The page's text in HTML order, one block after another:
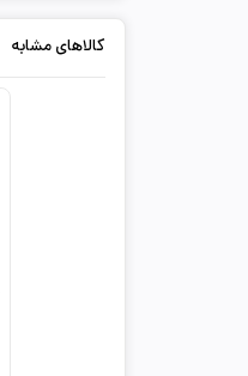
کالاهای مشابه